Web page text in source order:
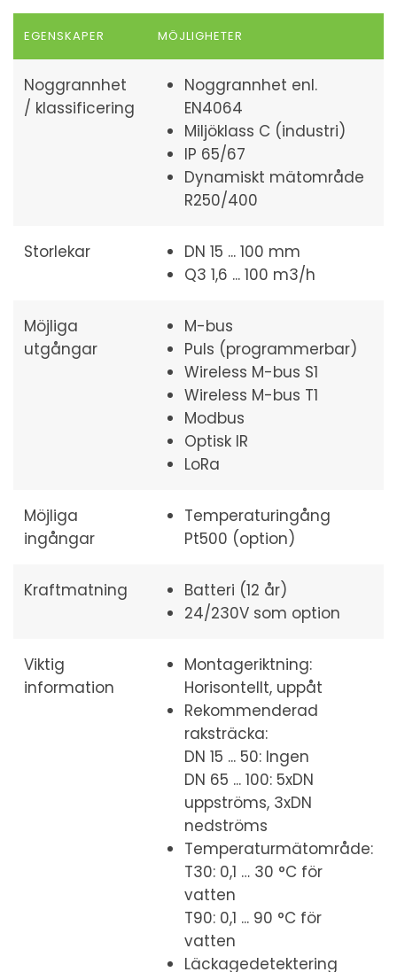
EGENSKAPER MÖJLIGHETER
Noggrannhet
/ klassificering
Noggrannhet enl.
EN4064
Miljöklass C (industri)
IP 65/67
Dynamiskt mätområde
R250/400
Storlekar
DN 15 ... 100 mm
Q3 1,6 ... 100 m3/h
Möjliga
utgångar
M-bus
Puls (programmerbar)
Wireless M-bus S1
Wireless M-bus T1
Modbus
Optisk IR
LoRa
Möjliga
ingångar
Temperaturingång
Pt500 (option)
Kraftmatning
Batteri (12 år)
24/230V som option
Viktig
information
Montageriktning:
Horisontellt, uppåt
Rekommenderad
raksträcka:
DN 15 ... 50: Ingen
DN 65 ... 100: 5xDN
uppströms, 3xDN
nedströms
Temperaturmätområde:
T30: 0,1 … 30 °C för
vatten
T90: 0,1 ... 90 °C för
vatten
Läckagedetektering